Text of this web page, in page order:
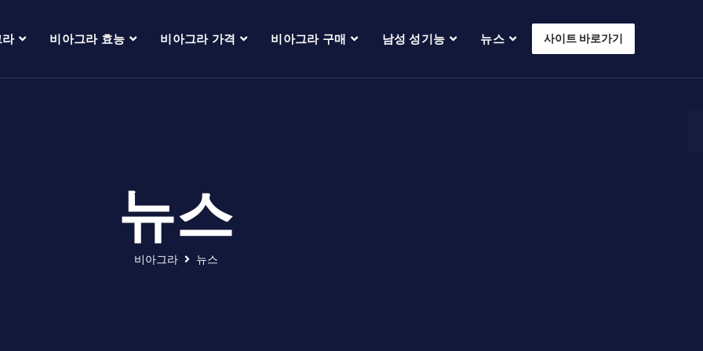
비아그라 효능 비아그라 가격 비아그라 구매 남성 성기능 뉴스 사이트 바로가기
뉴스
비아그라 뉴스